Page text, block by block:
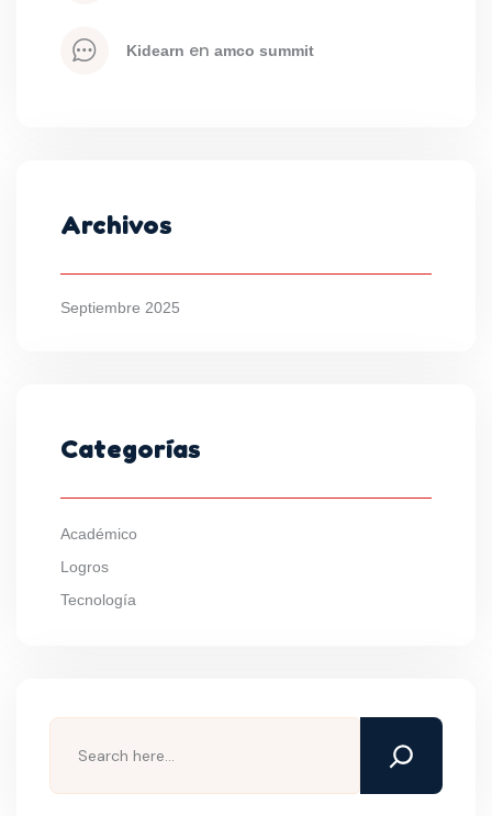
kidearn en amco summit
Archivos
Septiembre 2025
Categorías
Académico
Logros
Tecnología